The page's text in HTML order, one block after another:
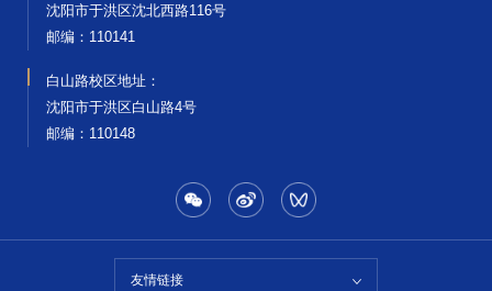
沈阳市于洪区沈北西路116号
邮编‌：110141
白山路校区地址：
沈阳市于洪区白山路4号
邮编‌：110148
友情链接